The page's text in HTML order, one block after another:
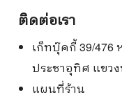
ติดต่อเรา
เก็ทบุ๊คกี้ 39/476
ประชาอุทิศ แขว
แผนที่ร้าน